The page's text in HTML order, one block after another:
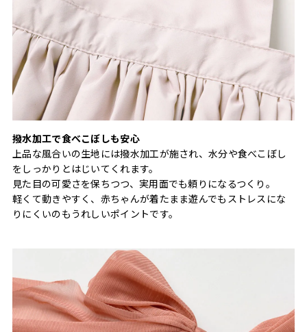
撥水加工で食べこぼしも安心
上品な風合いの生地には撥水加工が施され、水分や食べこぼし
をしっかりとはじいてくれます。
見た目の可愛さを保ちつつ、実用面でも頼りになるつくり。
軽くて動きやすく、赤ちゃんが着たまま遊んでもストレスにな
りにくいのもうれしいポイントです。